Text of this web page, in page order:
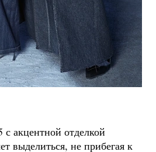
акцентной отделкой
выделиться, не прибегая к